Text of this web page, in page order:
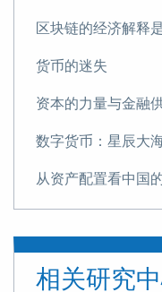
区块链的经济解释
货币的迷失
资本的力量与金融
数字货币：星辰大
从资产配置看中国
人民币汇率70年：
相关研究